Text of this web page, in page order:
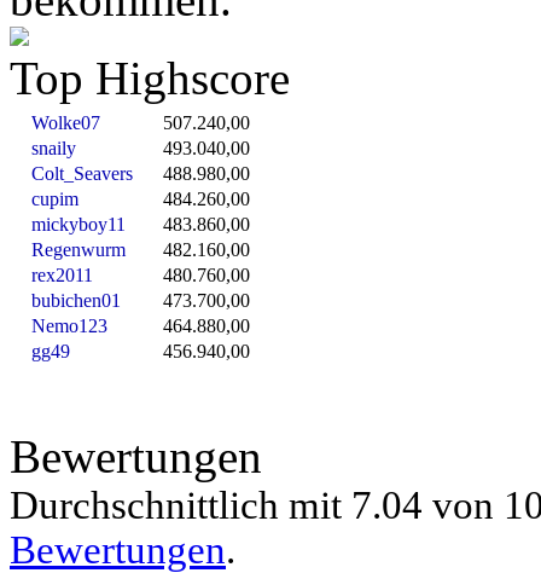
Top Highscore
Wolke07
507.240,00
snaily
493.040,00
Colt_Seavers
488.980,00
cupim
484.260,00
mickyboy11
483.860,00
Regenwurm
482.160,00
rex2011
480.760,00
bubichen01
473.700,00
Nemo123
464.880,00
gg49
456.940,00
Bewertungen
Durchschnittlich mit 7.04 von
Bewertungen.